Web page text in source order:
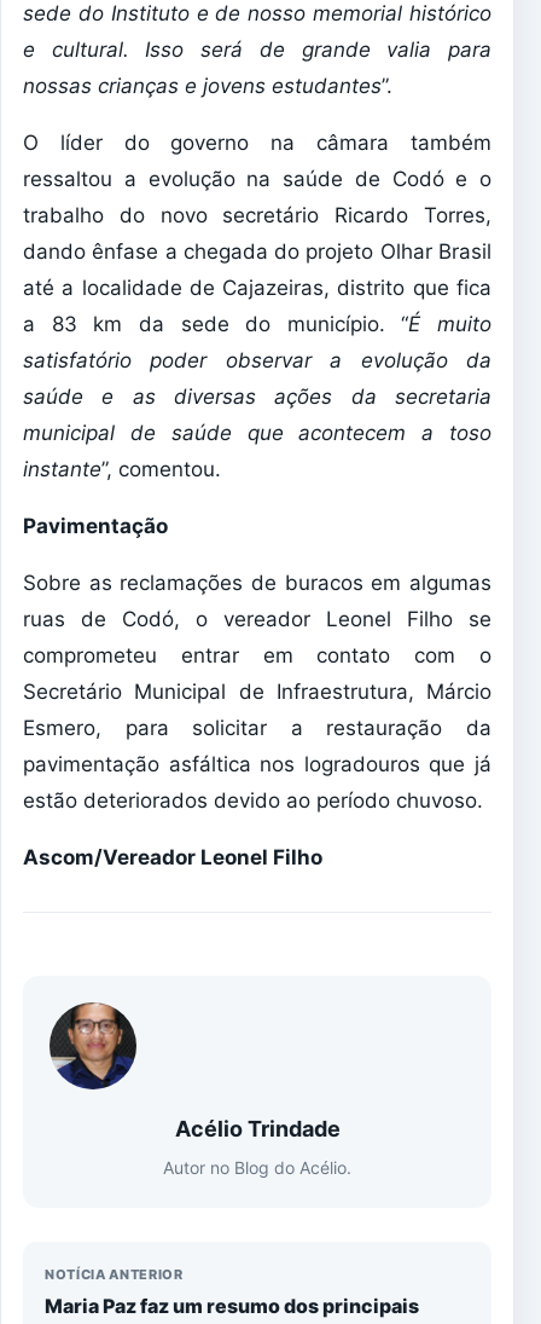
sede do Instituto e de nosso memorial histórico
e cultural. Isso será de grande valia para
nossas crianças e jovens estudantes”.
O líder do governo na câmara também
ressaltou a evolução na saúde de Codó e o
trabalho do novo secretário Ricardo Torres,
dando ênfase a chegada do projeto Olhar Brasil
até a localidade de Cajazeiras, distrito que fica
a 83 km da sede do município. “É muito
satisfatório poder observar a evolução da
saúde e as diversas ações da secretaria
municipal de saúde que acontecem a toso
instante”, comentou.
Pavimentação
Sobre as reclamações de buracos em algumas
ruas de Codó, o vereador Leonel Filho se
comprometeu entrar em contato com o
Secretário Municipal de Infraestrutura, Márcio
Esmero, para solicitar a restauração da
pavimentação asfáltica nos logradouros que já
estão deteriorados devido ao período chuvoso.
Ascom/Vereador Leonel Filho
Acélio Trindade
Autor no Blog do Acélio.
NOTÍCIA ANTERIOR
Maria Paz faz um resumo dos principais